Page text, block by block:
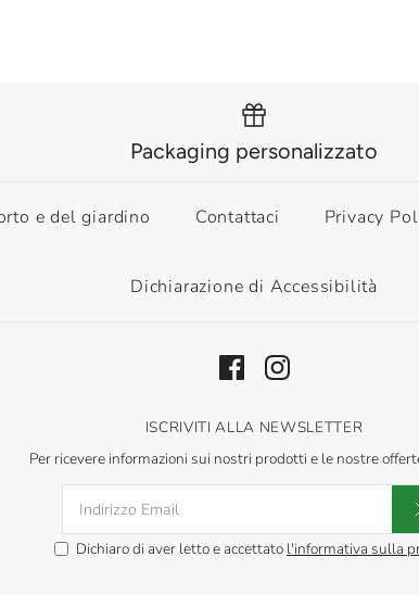
Packaging personalizzato
e del giardino Contattaci Privacy
Dichiarazione di Accessibilità
ISCRIVITI ALLA NEWSLETTER
Per ricevere informazioni sui nostri prodotti e le nostre
Dichiaro di aver letto e accettato l'informativa sulla